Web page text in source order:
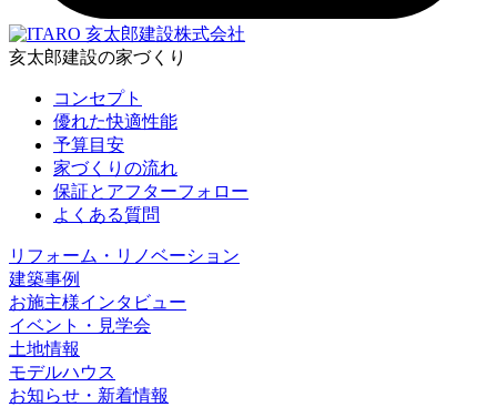
亥太郎建設株式会社
亥太郎建設の家づくり
コンセプト
優れた快適性能
予算目安
家づくりの流れ
保証とアフターフォロー
よくある質問
リフォーム・リノベーション
建築事例
お施主様インタビュー
イベント・見学会
土地情報
モデルハウス
お知らせ・新着情報